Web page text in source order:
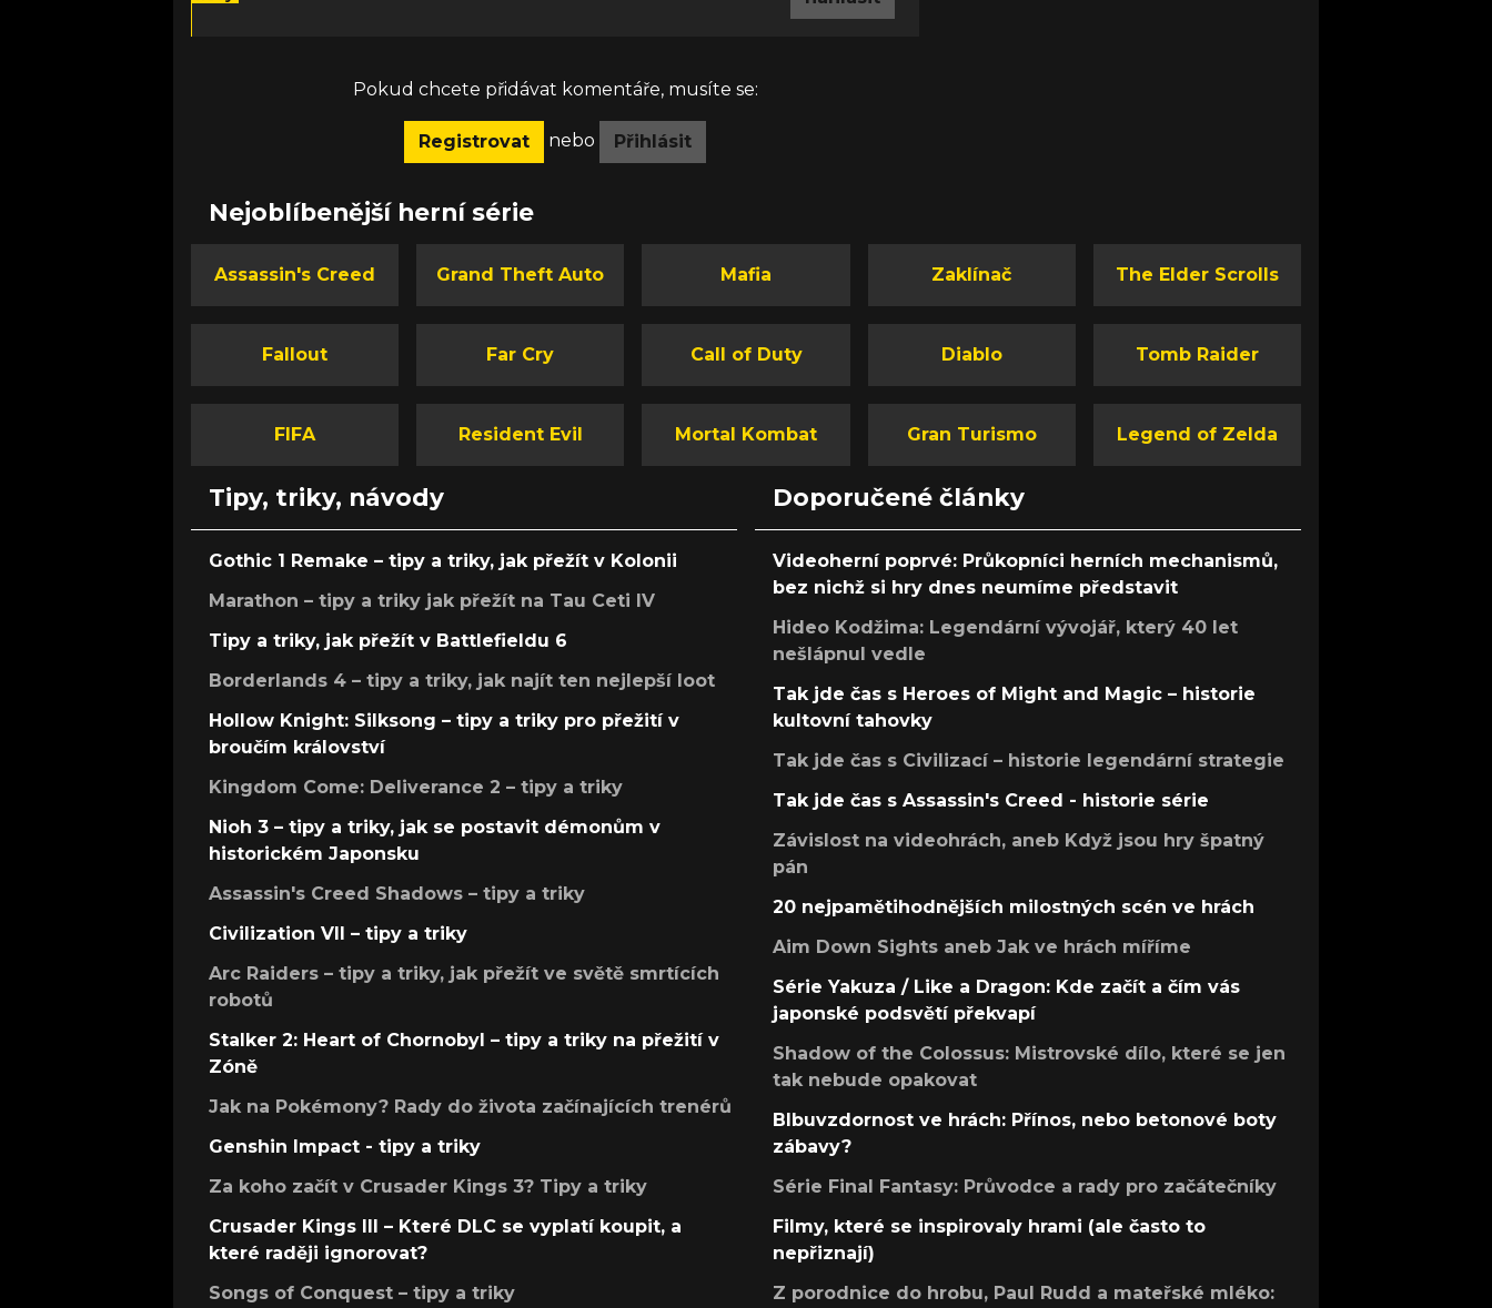
Pokud chcete přidávat komentáře, musíte se:
Registrovat nebo Přihlásit
Nejoblíbenější herní série
Assassin's Creed Grand Theft Auto Mafia Zaklínač The Elder Scrolls
Fallout Far Cry Call of Duty Diablo Tomb Raider
FIFA Resident Evil Mortal Kombat Gran Turismo Legend of Zelda
Tipy, triky, návody
Gothic 1 Remake – tipy a triky, jak přežít v Kolonii
Marathon – tipy a triky jak přežít na Tau Ceti IV
Tipy a triky, jak přežít v Battlefieldu 6
Borderlands 4 – tipy a triky, jak najít ten nejlepší loot
Hollow Knight: Silksong – tipy a triky pro přežití v
broučím království
Kingdom Come: Deliverance 2 – tipy a triky
Nioh 3 – tipy a triky, jak se postavit démonům v
historickém Japonsku
Assassin's Creed Shadows – tipy a triky
Civilization VII – tipy a triky
Arc Raiders – tipy a triky, jak přežít ve světě smrtících
robotů
Stalker 2: Heart of Chornobyl – tipy a triky na přežití v
Zóně
Jak na Pokémony? Rady do života začínajících trenérů
Genshin Impact - tipy a triky
Za koho začít v Crusader Kings 3? Tipy a triky
Crusader Kings III – Které DLC se vyplatí koupit, a
které raději ignorovat?
Songs of Conquest – tipy a triky
Doporučené články
Videoherní poprvé: Průkopníci herních mechanismů,
bez nichž si hry dnes neumíme představit
Hideo Kodžima: Legendární vývojář, který 40 let
nešlápnul vedle
Tak jde čas s Heroes of Might and Magic – historie
kultovní tahovky
Tak jde čas s Civilizací – historie legendární strategie
Tak jde čas s Assassin's Creed - historie série
Závislost na videohrách, aneb Když jsou hry špatný
pán
20 nejpamětihodnějších milostných scén ve hrách
Aim Down Sights aneb Jak ve hrách míříme
Série Yakuza / Like a Dragon: Kde začít a čím vás
japonské podsvětí překvapí
Shadow of the Colossus: Mistrovské dílo, které se jen
tak nebude opakovat
Blbuvzdornost ve hrách: Přínos, nebo betonové boty
zábavy?
Série Final Fantasy: Průvodce a rady pro začátečníky
Filmy, které se inspirovaly hrami (ale často to
nepřiznají)
Z porodnice do hrobu, Paul Rudd a mateřské mléko: